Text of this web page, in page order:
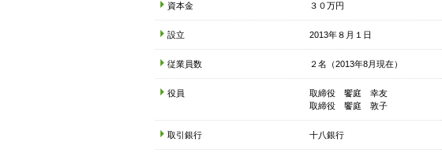
資本金 ３０万円
設立 2013年８月１日
従業員数 ２名（2013年8月現在）
役員
取締役 饗庭 幸友
取締役 饗庭 敦子
取引銀行 十八銀行